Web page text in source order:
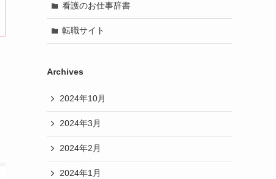
看護のお仕事辞書
転職サイト
Archives
2024年10月
2024年3月
2024年2月
2024年1月